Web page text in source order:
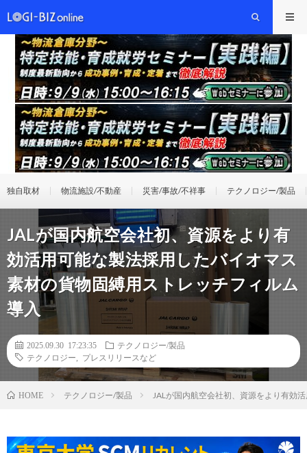
独自取材 物流施設/不動産 災害/事故/不祥事 テクノロジー/製品
JALが国内航空会社初、資源をより有
効活用可能な製法採用したバイオマス
素材の貨物固縛用ストレッチフィルム
導入
2025.09.30 17:23:35
テクノロジー/製品
テクノロジー
プレスリリースなど
HOME テクノロジー/製品 JALが国内航空会社初、資源をより有効